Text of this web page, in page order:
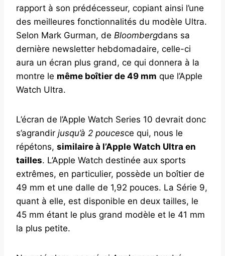
rapport à son prédécesseur, copiant ainsi l’une
des meilleures fonctionnalités du modèle Ultra.
Selon Mark Gurman, de Bloombergdans sa
dernière newsletter hebdomadaire, celle-ci
aura un écran plus grand, ce qui donnera à la
montre le même boîtier de 49 mm que l’Apple
Watch Ultra.
L’écran de l’Apple Watch Series 10 devrait donc
s’agrandir jusqu’à 2 poucesce qui, nous le
répétons, similaire à l’Apple Watch Ultra en
tailles. L’Apple Watch destinée aux sports
extrêmes, en particulier, possède un boîtier de
49 mm et une dalle de 1,92 pouces. La Série 9,
quant à elle, est disponible en deux tailles, le
45 mm étant le plus grand modèle et le 41 mm
la plus petite.